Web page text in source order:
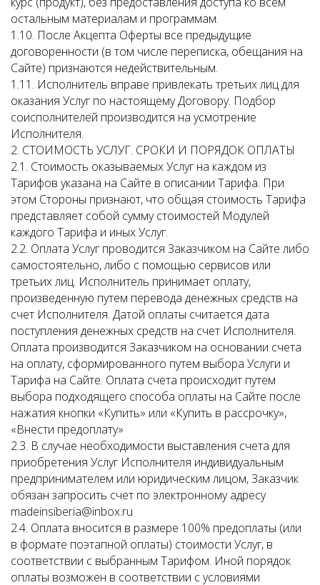
остальным материалам и программам.
1.10. После Акцепта Оферты все предыдущие
договоренности (в том числе переписка, обещания на
Сайте) признаются недействительным.
1.11. Исполнитель вправе привлекать третьих лиц для
оказания Услуг по настоящему Договору. Подбор
соисполнителей производится на усмотрение
Исполнителя.
2. СТОИМОСТЬ УСЛУГ. СРОКИ И ПОРЯДОК ОПЛАТЫ
2.1. Стоимость оказываемых Услуг на каждом из
Тарифов указана на Сайте в описании Тарифа. При
этом Стороны признают, что общая стоимость Тарифа
представляет собой сумму стоимостей Модулей
каждого Тарифа и иных Услуг.
2.2. Оплата Услуг проводится Заказчиком на Сайте либо
самостоятельно, либо с помощью сервисов или
третьих лиц. Исполнитель принимает оплату,
произведенную путем перевода денежных средств на
счет Исполнителя. Датой оплаты считается дата
поступления денежных средств на счет Исполнителя.
Оплата производится Заказчиком на основании счета
на оплату, сформированного путем выбора Услуги и
Тарифа на Сайте. Оплата счета происходит путем
выбора подходящего способа оплаты на Сайте после
нажатия кнопки «Купить» или «Купить в рассрочку»,
«Внести предоплату»
2.3. В случае необходимости выставления счета для
приобретения Услуг Исполнителя индивидуальным
предпринимателем или юридическим лицом, Заказчик
обязан запросить счет по электронному адресу
madeinsiberia@inbox.ru
2.4. Оплата вносится в размере 100% предоплаты (или
в формате поэтапной оплаты) стоимости Услуг, в
соответствии с выбранным Тарифом. Иной порядок
оплаты возможен в соответствии с условиями